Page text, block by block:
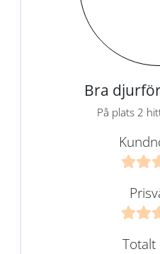
Bra
På plats 2
Totalt